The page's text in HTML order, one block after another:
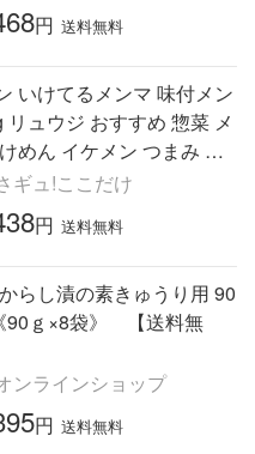
円 送料無料
いけてるメンマ 味付メン
リュウジ おすすめ 惣菜 メ
めん イケメン つまみ め
量 太堀 ポイント消化 爆
メンマ」 JC
ギュ!ここだけ
円 送料無料
らし漬の素きゅうり用 90
ｇ×8袋》 【送料無
ンラインショップ
円 送料無料